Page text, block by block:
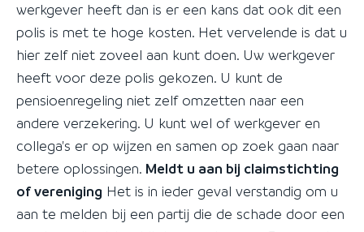
werkgever heeft dan is er een kans dat ook dit een
polis is met te hoge kosten. Het vervelende is dat u
hier zelf niet zoveel aan kunt doen. Uw werkgever
heeft voor deze polis gekozen. U kunt de
pensioenregeling niet zelf omzetten naar een
andere verzekering. U kunt wel of werkgever en
collega's er op wijzen en samen op zoek gaan naar
betere oplossingen. Meldt u aan bij claimstichting
of vereniging Het is in ieder geval verstandig om u
aan te melden bij een partij die de schade door een